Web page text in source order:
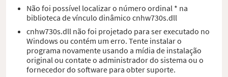
Não foi possível localizar o número ordinal * na
biblioteca de vínculo dinâmico cnhw730s.dll
cnhw730s.dll não foi projetado para ser executado no
Windows ou contém um erro. Tente instalar o
programa novamente usando a mídia de instalação
original ou contate o administrador do sistema ou o
fornecedor do software para obter suporte.